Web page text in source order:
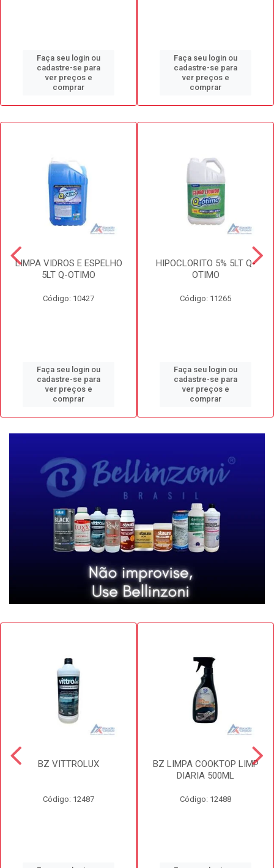
Faça seu login ou
cadastre-se para
ver preços e
comprar
Faça seu login ou
cadastre-se para
ver preços e
comprar
LIMPA VIDROS E ESPELHO
5LT Q-OTIMO
Código: 10427
Faça seu login ou
cadastre-se para
ver preços e
comprar
HIPOCLORITO 5% 5LT Q-
OTIMO
Código: 11265
Faça seu login ou
cadastre-se para
ver preços e
comprar
BZ VITTROLUX
Código: 12487
BZ LIMPA COOKTOP LIMP
DIARIA 500ML
Código: 12488